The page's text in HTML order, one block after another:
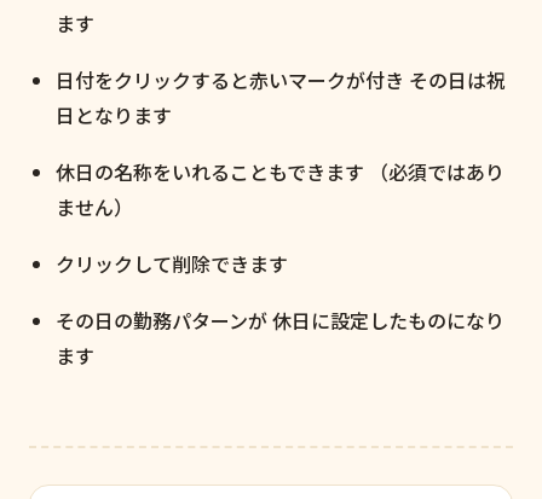
ます
日付をクリックすると赤いマークが付き その日は祝
日となります
休日の名称をいれることもできます （必須ではあり
ません）
クリックして削除できます
その日の勤務パターンが 休日に設定したものになり
ます